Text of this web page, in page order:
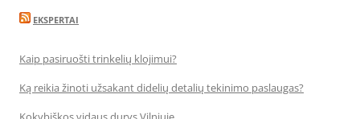
EKSPERTAI
Kaip pasiruošti trinkelių klojimui?
Ką reikia žinoti užsakant didelių detalių tekinimo paslaugas?